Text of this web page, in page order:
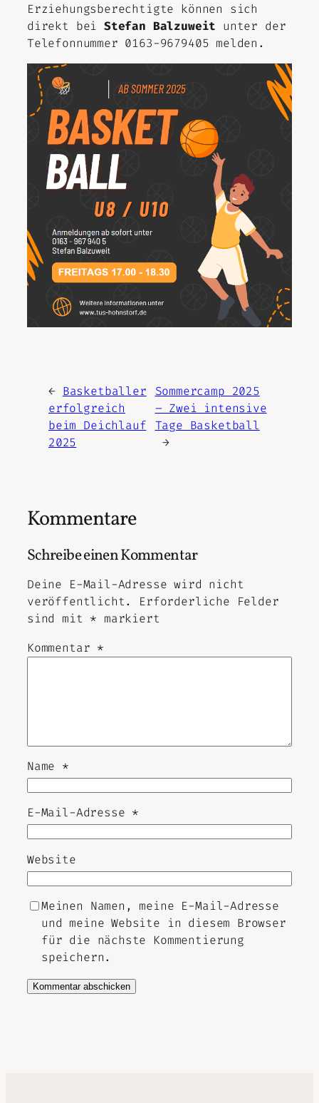
Erziehungsberechtigte können sich
direkt beiStefan Balzuweit unter der
Telefonnummer 0163-9679405 melden.
← Basketballer
erfolgreich
beim Deichlauf
2025
Sommercamp 2025
– Zwei intensive
Tage Basketball
→
Kommentare
Schreibe einen Kommentar
Deine E-Mail-Adresse wird nicht
veröffentlicht.
Erforderliche Felder
sind mit * markiert
Kommentar *
Name *
E-Mail-Adresse *
Website
Meinen Namen, meine E-Mail-Adresse
und meine Website in diesem Browser
für die nächste Kommentierung
speichern.